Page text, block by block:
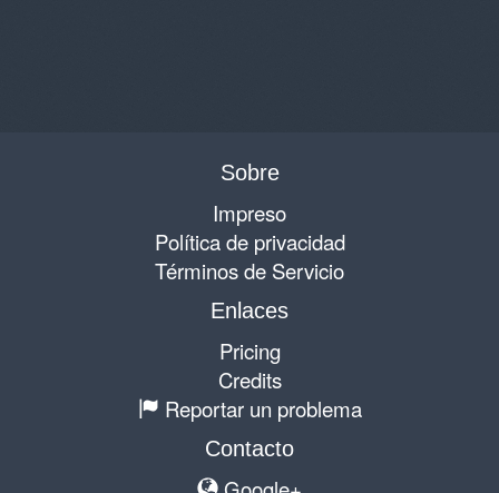
Sobre
Impreso
Política de privacidad
Términos de Servicio
Enlaces
Pricing
Credits
Reportar un problema
Contacto